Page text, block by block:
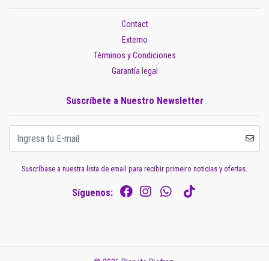
Contact
Externo
Términos y Condiciones
Garantía legal
Suscríbete a Nuestro Newsletter
Suscríbase a nuestra lista de email para recibir primeiro noticias y ofertas.
Síguenos: